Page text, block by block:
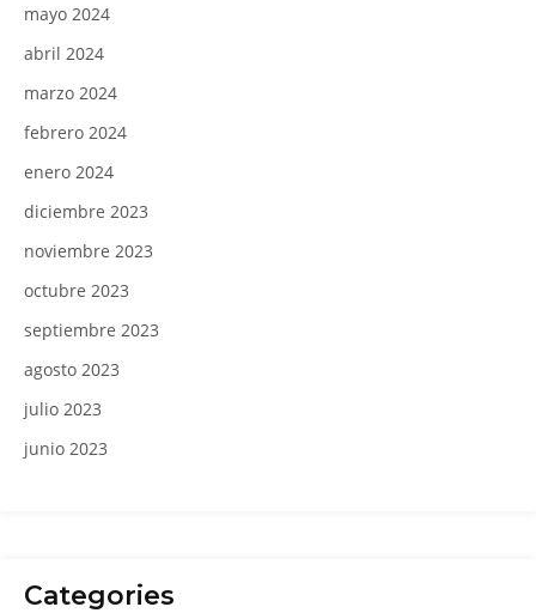
mayo 2024
abril 2024
marzo 2024
febrero 2024
enero 2024
diciembre 2023
noviembre 2023
octubre 2023
septiembre 2023
agosto 2023
julio 2023
junio 2023
Categories